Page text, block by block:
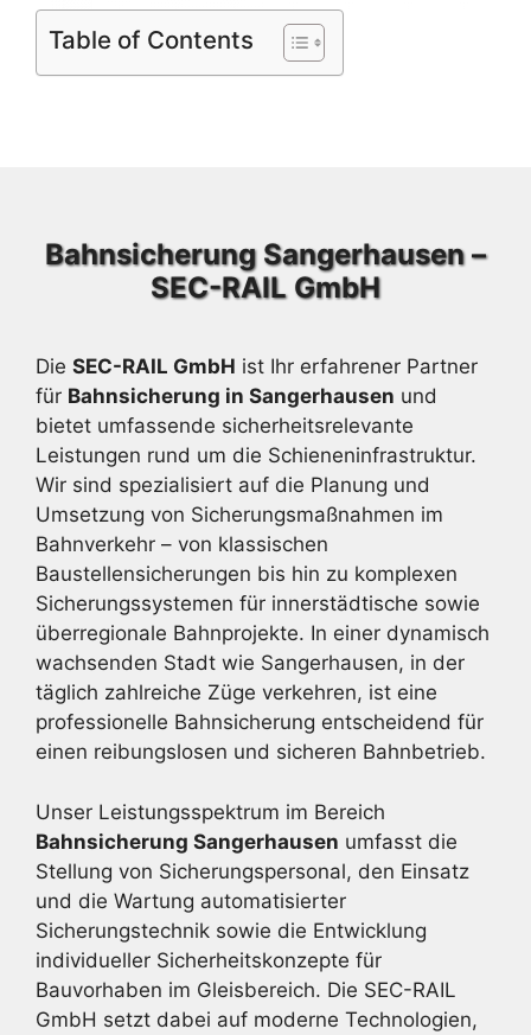
Table of Contents
Bahnsicherung Sangerhausen –
SEC-RAIL GmbH
Die SEC-RAIL GmbH ist Ihr erfahrener Partner
für Bahnsicherung in Sangerhausen und
bietet umfassende sicherheitsrelevante
Leistungen rund um die Schieneninfrastruktur.
Wir sind spezialisiert auf die Planung und
Umsetzung von Sicherungsmaßnahmen im
Bahnverkehr – von klassischen
Baustellensicherungen bis hin zu komplexen
Sicherungssystemen für innerstädtische sowie
überregionale Bahnprojekte. In einer dynamisch
wachsenden Stadt wie Sangerhausen, in der
täglich zahlreiche Züge verkehren, ist eine
professionelle Bahnsicherung entscheidend für
einen reibungslosen und sicheren Bahnbetrieb.
Unser Leistungsspektrum im Bereich
Bahnsicherung Sangerhausen umfasst die
Stellung von Sicherungspersonal, den Einsatz
und die Wartung automatisierter
Sicherungstechnik sowie die Entwicklung
individueller Sicherheitskonzepte für
Bauvorhaben im Gleisbereich. Die SEC-RAIL
GmbH setzt dabei auf moderne Technologien,